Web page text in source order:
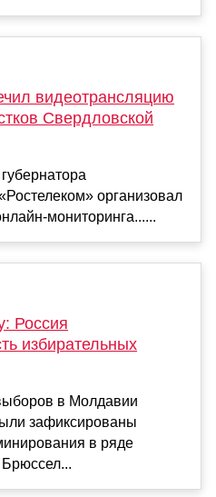
видеотрансляцию
Свердловской
организовал
мониторинга......
Россия
избирательных
в Молдавии
зафиксированы
в ряде